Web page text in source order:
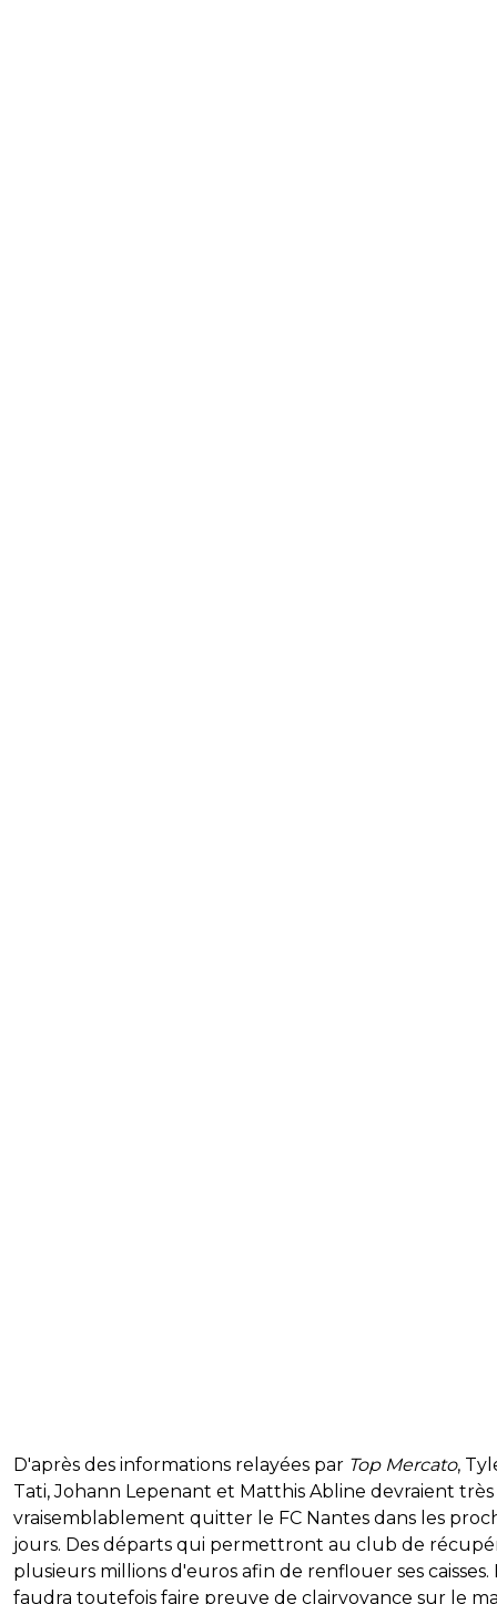
D'après des informations relayées par Top Mercato,
Tati, Johann Lepenant et Matthis Abline devraient très
vraisemblablement quitter le FC Nantes dans les
jours. Des départs qui permettront au club de
plusieurs millions d'euros afin de renflouer ses caisses.
faudra toutefois faire preuve de clairvoyance sur le